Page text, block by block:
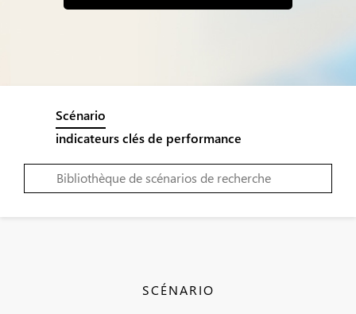
Scénario
indicateurs clés de performance
SCÉNARIO